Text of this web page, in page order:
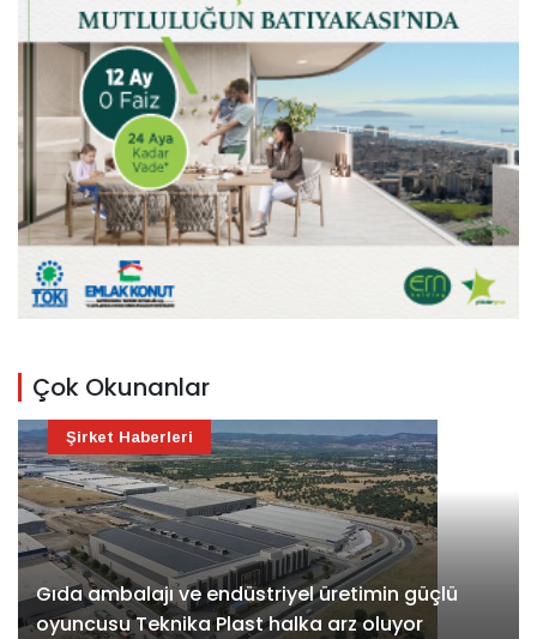
Çok Okunanlar
Gıda ambalajı ve endüstriyel üretimin güçlü
oyuncusu Teknika Plast halka arz oluyor
Şirket Haberleri